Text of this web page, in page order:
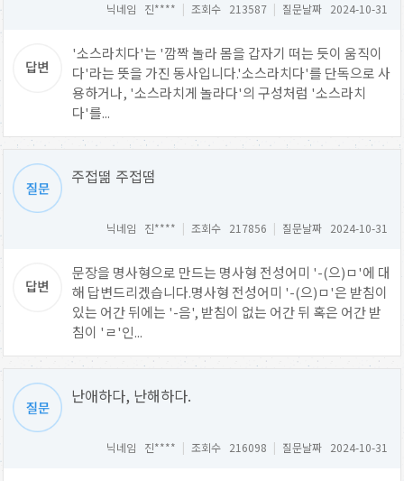
닉네임 진**** | 조회수 213587 | 질문날짜 2024-10-31
'소스라치다'는 '깜짝 놀라 몸을 갑자기 떠는 듯이 움직이
다'라는 뜻을 가진 동사입니다.'소스라치다'를 단독으로 사
용하거나, '소스라치게 놀라다'의 구성처럼 '소스라치
다'를...
주접떪 주접떰
닉네임 진**** | 조회수 217856 | 질문날짜 2024-10-31
문장을 명사형으로 만드는 명사형 전성어미 '-(으)ㅁ'에 대
해 답변드리겠습니다.명사형 전성어미 '-(으)ㅁ'은 받침이
있는 어간 뒤에는 '-음', 받침이 없는 어간 뒤 혹은 어간 받
침이 'ㄹ'인...
난애하다, 난해하다.
닉네임 진**** | 조회수 216098 | 질문날짜 2024-10-31